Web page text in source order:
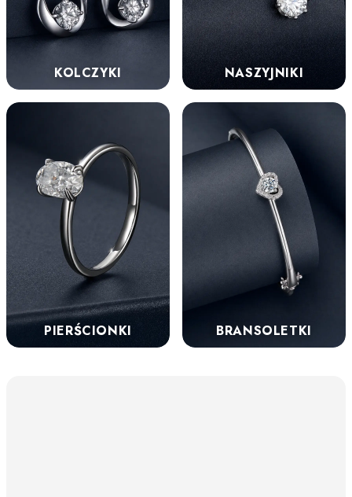
KOLCZYKI NASZYJNIKI
PIERŚCIONKI BRANSOLETKI